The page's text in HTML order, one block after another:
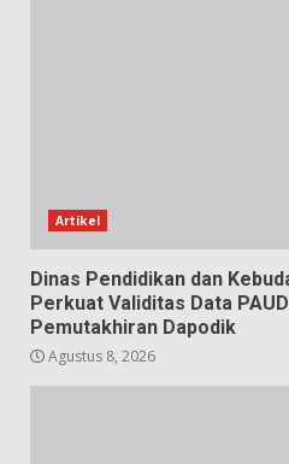
Artikel
Dinas Pendidikan dan
Perkuat Validitas Data
Pemutakhiran Dapodik
Agustus 8, 2026